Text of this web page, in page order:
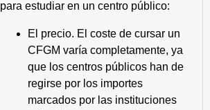
para estudiar en un centro público:
El precio. El coste de cursar un
CFGM varía completamente, ya
que los centros públicos han de
regirse por los importes
marcados por las instituciones